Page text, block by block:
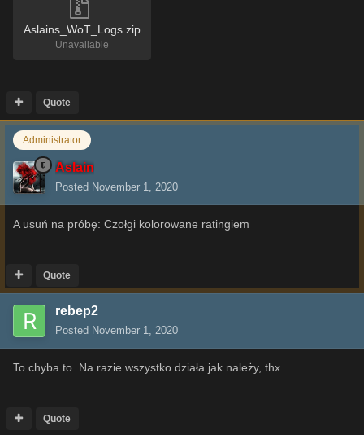
Aslains_WoT_Logs.zip
Unavailable
Quote
Administrator
Aslain
Posted November 1, 2020
A usuń na próbę: Czołgi kolorowane ratingiem
Quote
rebep2
Posted November 1, 2020
To chyba to. Na razie wszystko działa jak należy, thx.
Quote